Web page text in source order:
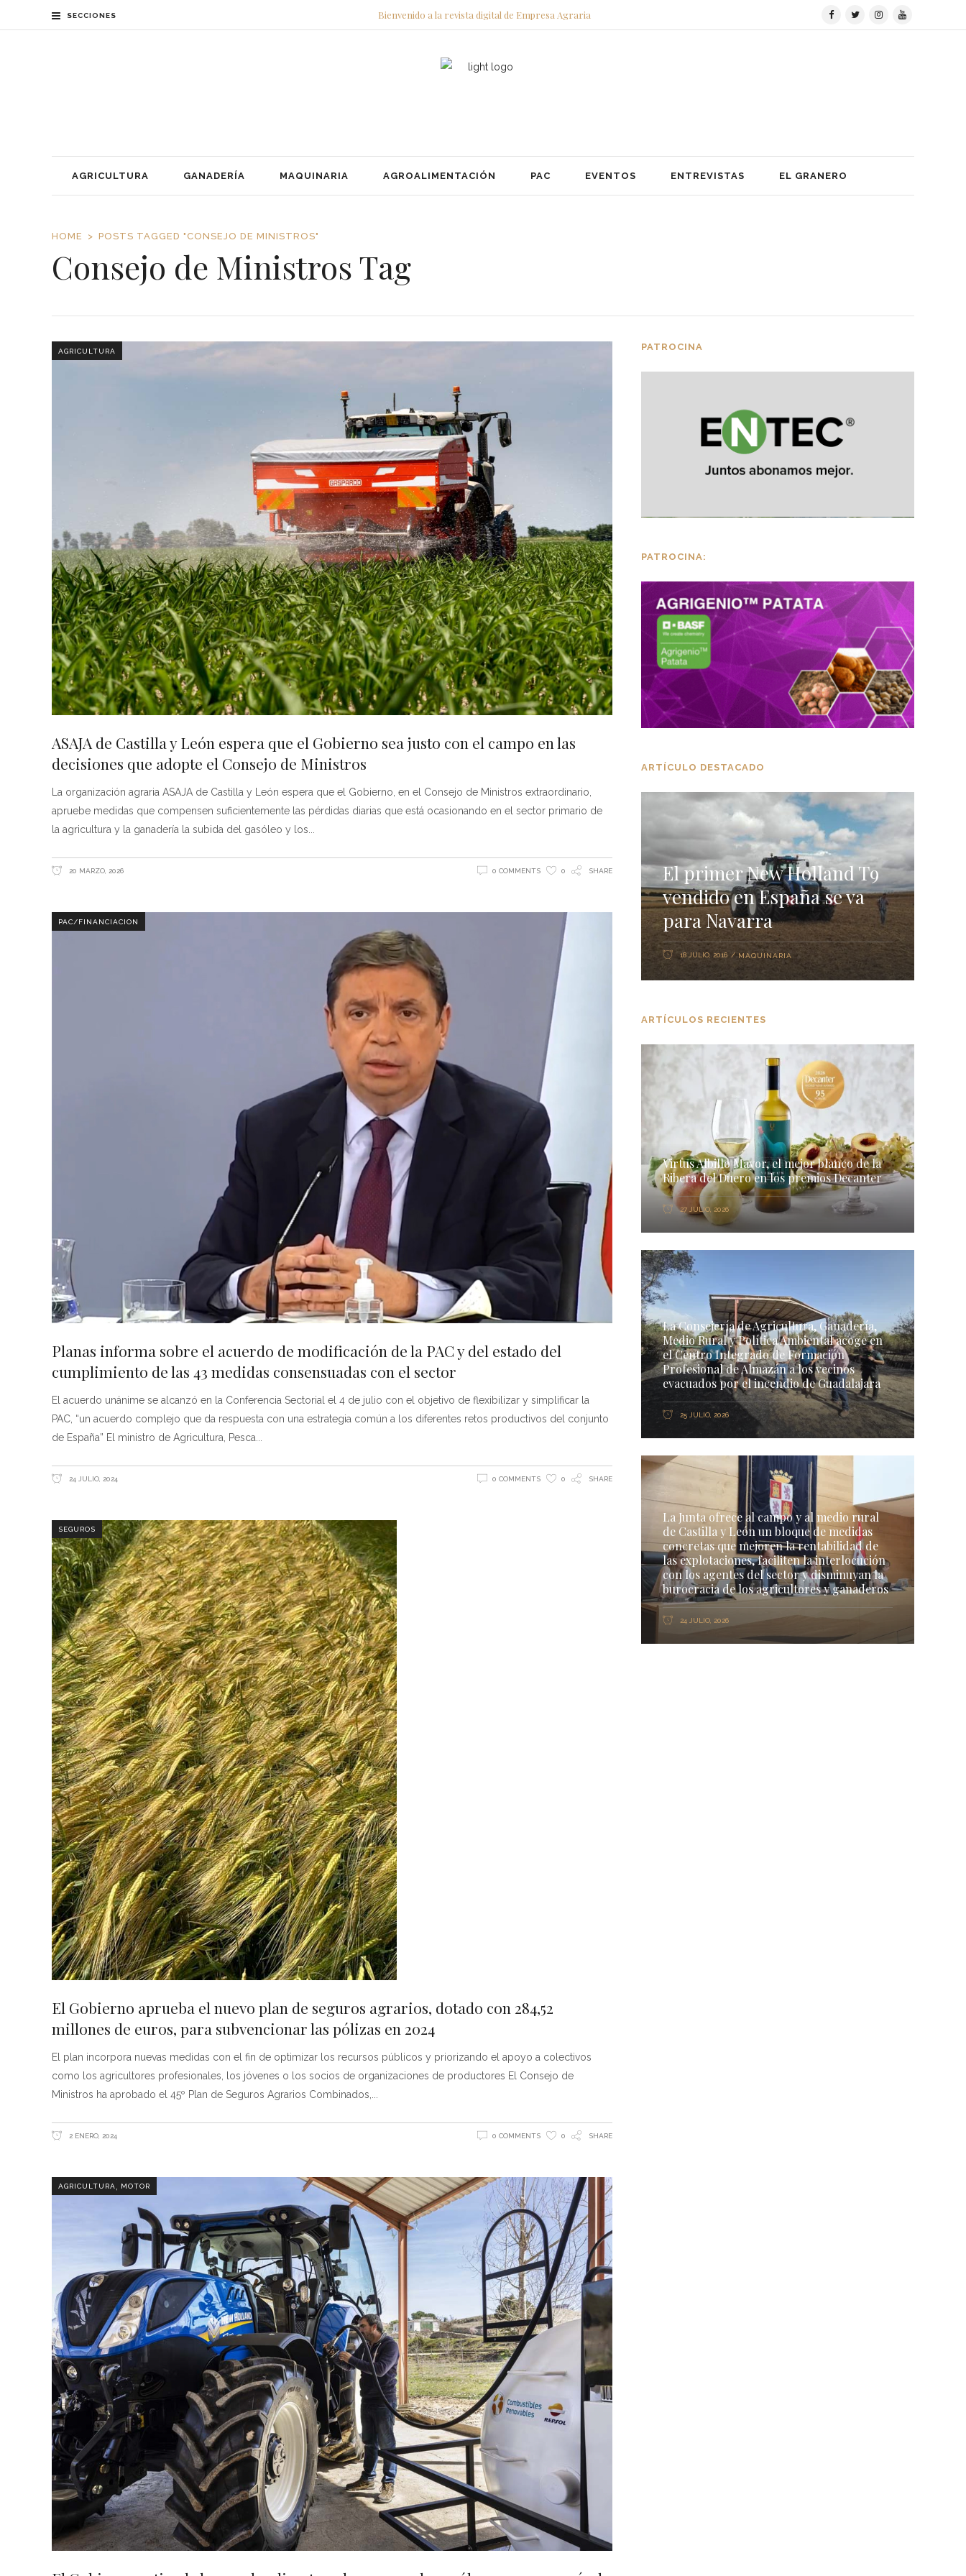
SECCIONES Bienvenido a la revista digital de Empresa Agraria
AGRICULTURA GANADERÍA MAQUINARIA AGROALIMENTACIÓN PAC EVENTOS ENTREVISTAS EL GRANERO
HOME POSTS TAGGED "CONSEJO DE MINISTROS"
Consejo de Ministros Tag
AGRICULTURA
ASAJA de Castilla y León espera que el Gobierno sea justo con el campo en las
decisiones que adopte el Consejo de Ministros
La organización agraria ASAJA de Castilla y León espera que el Gobierno, en el Consejo de Ministros extraordinario,
apruebe medidas que compensen suficientemente las pérdidas diarias que está ocasionando en el sector primario de
la agricultura y la ganadería la subida del gasóleo y los
20 MARZO, 2026 0 COMMENTS 0 SHARE
PAC/FINANCIACION
Planas informa sobre el acuerdo de modificación de la PAC y del estado del
cumplimiento de las 43 medidas consensuadas con el sector
El acuerdo unánime se alcanzó en la Conferencia Sectorial el 4 de julio con el objetivo de flexibilizar y simplificar la
PAC, “un acuerdo complejo que da respuesta con una estrategia común a los diferentes retos productivos del conjunto
de España” El ministro de Agricultura, Pesca
24 JULIO, 2024 0 COMMENTS 0 SHARE
SEGUROS
El Gobierno aprueba el nuevo plan de seguros agrarios, dotado con 284,52
millones de euros, para subvencionar las pólizas en 2024
El plan incorpora nuevas medidas con el fin de optimizar los recursos públicos y priorizando el apoyo a colectivos
como los agricultores profesionales, los jóvenes o los socios de organizaciones de productores El Consejo de
Ministros ha aprobado el 45º Plan de Seguros Agrarios Combinados,
2 ENERO, 2024 0 COMMENTS 0 SHARE
AGRICULTURA MOTOR
PATROCINA
PATROCINA:
ARTÍCULO DESTACADO
El primer New Holland T9
vendido en España se va
para Navarra
18 JULIO, 2016 MAQUINARIA
ARTÍCULOS RECIENTES
Virtus Albillo Mayor, el mejor blanco de la
Ribera del Duero en los premios Decanter
27 JULIO, 2026
La Consejería de Agricultura, Ganadería,
Medio Rural y Política Ambiental acoge en
el Centro Integrado de Formación
Profesional de Almazán a los vecinos
evacuados por el incendio de Guadalajara
25 JULIO, 2026
La Junta ofrece al campo y al medio rural
de Castilla y León un bloque de medidas
concretas que mejoren la rentabilidad de
las explotaciones, faciliten la interlocución
con los agentes del sector y disminuyan la
burocracia de los agricultores y ganaderos
24 JULIO, 2026